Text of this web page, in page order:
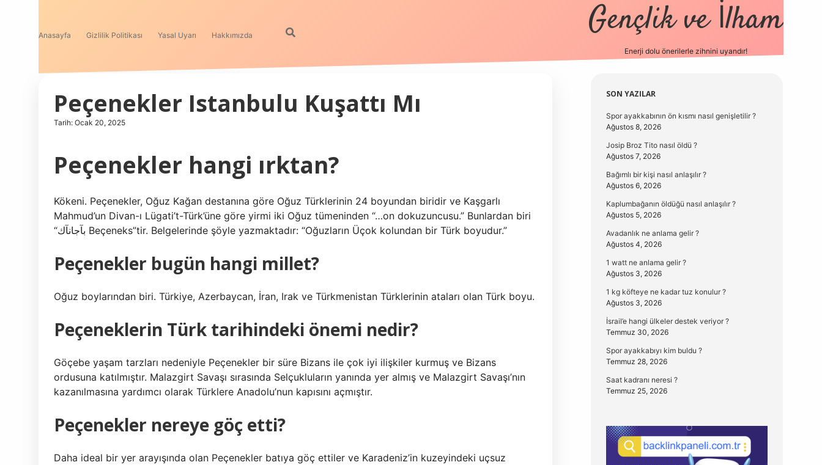
Anasayfa Gizlilik Politikası Yasal Uyarı Hakkımızda Gençlik ve İlham
Enerji dolu önerilerle zihnini uyandır!
Peçenekler Istanbulu Kuşattı Mı
Tarih: Ocak 20, 2025
Peçenekler hangi ırktan?
Kökeni. Peçenekler, Oğuz Kağan destanına göre Oğuz Türklerinin 24 boyundan biridir ve Kaşgarlı
Mahmud’un Divan-ı Lügati’t-Türk’üne göre yirmi iki Oğuz tümeninden “…on dokuzuncusu.” Bunlardan biri
“بآجانآك Beçeneks”tir. Belgelerinde şöyle yazmaktadır: “Oğuzların Üçok kolundan bir Türk boyudur.”
Peçenekler bugün hangi millet?
Oğuz boylarından biri. Türkiye, Azerbaycan, İran, Irak ve Türkmenistan Türklerinin ataları olan Türk boyu.
Peçeneklerin Türk tarihindeki önemi nedir?
Göçebe yaşam tarzları nedeniyle Peçenekler bir süre Bizans ile çok iyi ilişkiler kurmuş ve Bizans
ordusuna katılmıştır. Malazgirt Savaşı sırasında Selçukluların yanında yer almış ve Malazgirt Savaşı’nın
kazanılmasına yardımcı olarak Türklere Anadolu’nun kapısını açmıştır.
Peçenekler nereye göç etti?
Daha ideal bir yer arayışında olan Peçenekler batıya göç ettiler ve Karadeniz’in kuzeyindeki uçsuz
Sidebar
SON YAZILAR
Spor ayakkabının ön kısmı nasıl genişletilir ?
Ağustos 8, 2026
Josip Broz Tito nasıl öldü ?
Ağustos 7, 2026
Bağımlı bir kişi nasıl anlaşılır ?
Ağustos 6, 2026
Kaplumbağanın öldüğü nasıl anlaşılır ?
Ağustos 5, 2026
Avadanlık ne anlama gelir ?
Ağustos 4, 2026
1 watt ne anlama gelir ?
Ağustos 3, 2026
1 kg köfteye ne kadar tuz konulur ?
Ağustos 3, 2026
İsrail’e hangi ülkeler destek veriyor ?
Temmuz 30, 2026
Spor ayakkabıyı kim buldu ?
Temmuz 28, 2026
Saat kadranı neresi ?
Temmuz 25, 2026